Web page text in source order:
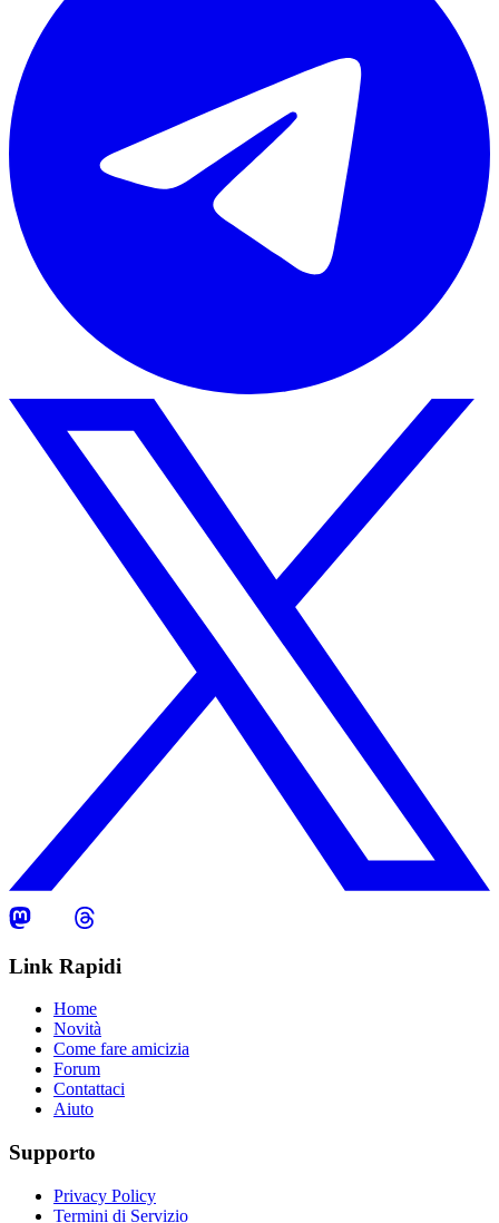
Link Rapidi
Home
Novità
Come fare amicizia
Forum
Contattaci
Aiuto
Supporto
Privacy Policy
Termini di Servizio